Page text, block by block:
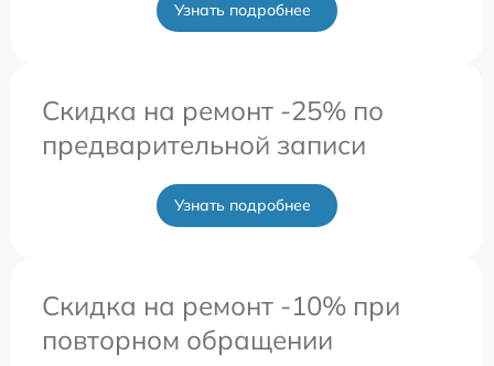
Узнать подробнее
Скидка на ремонт -25% по
предварительной записи
Узнать подробнее
Скидка на ремонт -10% при
повторном обращении